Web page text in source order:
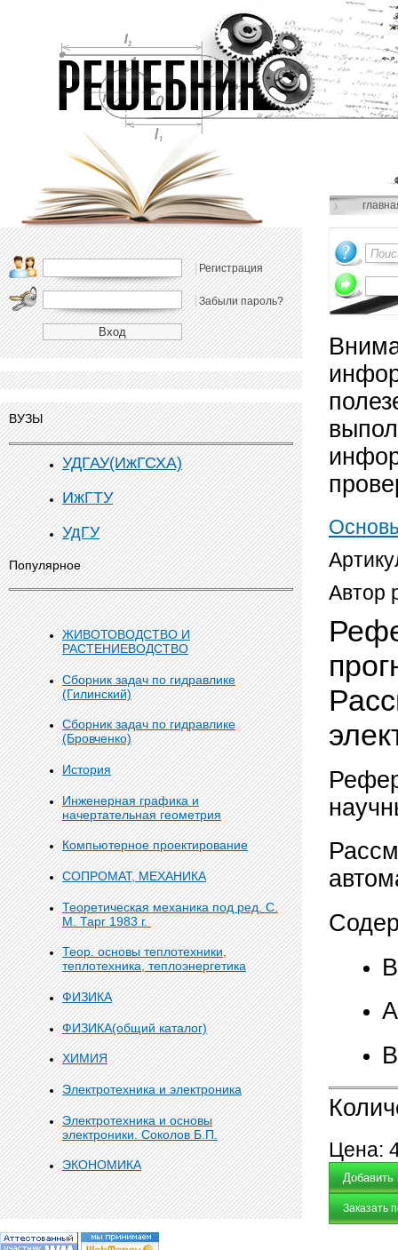
Регистрация
Забыли пароль?
ВУЗЫ
УДГАУ(ИжГСХА)
ИжГТУ
УдГУ
Популярное
ЖИВОТОВОДСТВО И
РАСТЕНИЕВОДСТВО
Сборник задач по гидравлике
(Гилинский)
Сборник задач по гидравлике
(Бровченко)
История
Инженерная графика и
начертательная геометрия
Компьютерное проектирование
СОПРОМАТ, МЕХАНИКА
Теоретическая механика под ред. С.
М. Тарг 1983 г.
Теор. основы теплотехники,
теплотехника, теплоэнергетика
ФИЗИКА
ФИЗИКА(общий каталог)
ХИМИЯ
Электротехника и электроника
Электротехника и основы
электроники. Соколов Б.П.
ЭКОНОМИКА
Автор
Цена:
Заказать